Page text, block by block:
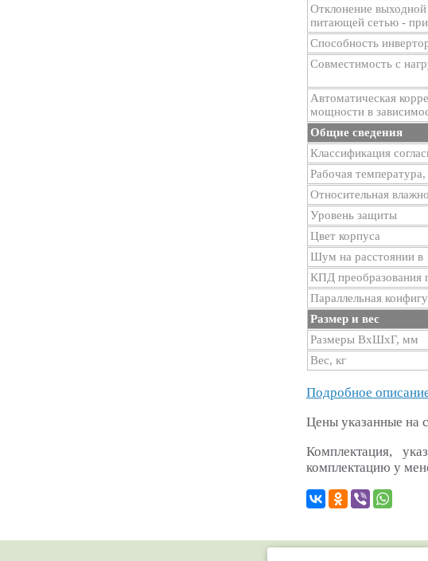
Отклонение
питающей сетью - при
Способность
Совместимость с
Автоматическая
мощности в
Общие сведения
Классификация
Рабочая температура,
Относительная
Уровень защиты
Цвет корпуса
Шум на расстоянии в
КПД преобразования
Параллельная
Размер и вес
Размеры ВхШхГ, мм
Вес, кг
Подробное
Цены указанные на
Комплектация,
комплектацию у